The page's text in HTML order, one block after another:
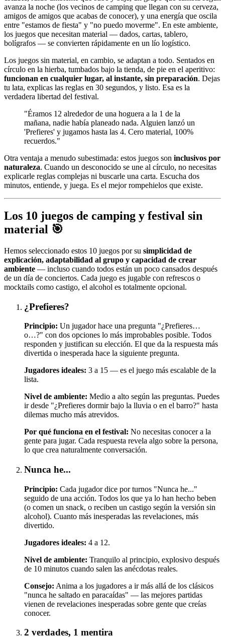
avanza la noche (los vecinos de camping que llegan con su cerveza,
amigos de amigos que acabas de conocer), y una energía que oscila
entre "estamos de fiesta" y "no puedo moverme". En este ambiente,
los juegos que necesitan material — dados, cartas, tablero,
bolígrafos — se convierten rápidamente en un lío logístico.
Los juegos sin material, en cambio, se adaptan a todo. Sentados en
círculo en la hierba, tumbados bajo la tienda, de pie en el aperitivo:
funcionan en cualquier lugar, al instante, sin preparación. Dejas
tu lata, explicas las reglas en 30 segundos, y listo. Esa es la
verdadera libertad del festival.
"Éramos 12 alrededor de una hoguera a la 1 de la
mañana, nadie había planeado nada. Alguien lanzó un
'Prefieres' y jugamos hasta las 4. Cero material, 100%
recuerdos."
Otra ventaja a menudo subestimada: estos juegos son inclusivos por
naturaleza. Cuando un desconocido se une al círculo, no necesitas
explicarle reglas complejas ni buscarle una carta. Escucha dos
minutos, entiende, y juega. Es el mejor rompehielos que existe.
Los 10 juegos de camping y festival sin
material 🎯
Hemos seleccionado estos 10 juegos por su simplicidad de
explicación, adaptabilidad al grupo y capacidad de crear
ambiente — incluso cuando todos están un poco cansados después
de un día de conciertos. Cada juego es jugable con refrescos o
mocktails como castigo, el alcohol es totalmente opcional.
¿Prefieres?
Principio: Un jugador hace una pregunta "¿Prefieres…
o…?" con dos opciones lo más improbables posible. Todos
responden y justifican su elección. El que da la respuesta más
divertida o inesperada hace la siguiente pregunta.
Jugadores ideales: 3 a 15 — es el juego más escalable de la
lista.
Nivel de ambiente: Medio a alto según las preguntas. Puedes
ir desde "¿Prefieres dormir bajo la lluvia o en el barro?" hasta
dilemas mucho más atrevidos.
Por qué funciona en el festival: No necesitas conocer a la
gente para jugar. Cada respuesta revela algo sobre la persona,
lo que crea naturalmente conversación.
Nunca he...
Principio: Cada jugador dice por turnos "Nunca he..."
seguido de una acción. Todos los que ya lo han hecho beben
(o comen un snack, o reciben un castigo según la versión sin
alcohol). Cuanto más inesperadas las revelaciones, más
divertido.
Jugadores ideales: 4 a 12.
Nivel de ambiente: Tranquilo al principio, explosivo después
de 10 minutos cuando salen las anécdotas reales.
Consejo: Anima a los jugadores a ir más allá de los clásicos
"nunca he saltado en paracaídas" — las mejores partidas
vienen de revelaciones inesperadas sobre gente que creías
conocer.
2 verdades, 1 mentira